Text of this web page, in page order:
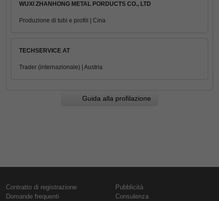
WUXI ZHANHONG METAL PORDUCTS CO., LTD
Produzione di tubi e profili | Cina
TECHSERVICE AT
Trader (internazionale) | Austria
Guida alla profilazione
Contratto di registrazione
Domande frequenti
Pubblicità
Consulenza